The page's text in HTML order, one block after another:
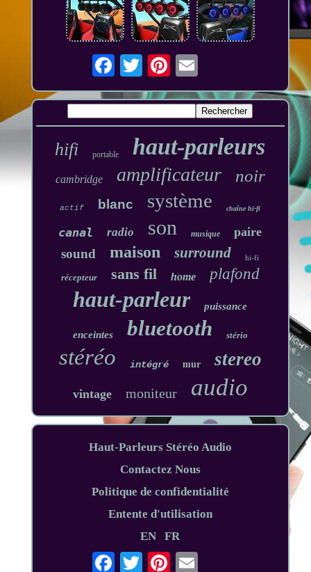
hifi portable haut-parleurs
cambridge amplificateur noir
actif blanc système chaîne hi-fi
canal radio son musique paire
sound maison surround hi-fi
récepteur sans fil home plafond
haut-parleur puissance
enceintes bluetooth stério
stéréo intégré mur stereo
vintage moniteur audio
Haut-Parleurs Stéréo Audio
Contactez Nous
Politique de confidentialité
Entente d'utilisation
EN
FR